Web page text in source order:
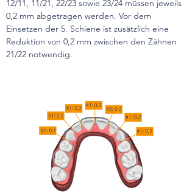
12/11, 11/21, 22/23 sowie 23/24 müssen jeweils
0,2 mm abgetragen werden. Vor dem
Einsetzen der 5. Schiene ist zusätzlich eine
Reduktion von 0,2 mm zwischen den Zähnen
21/22 notwendig.